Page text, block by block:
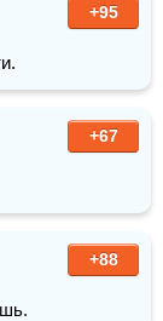
+95
+67
+88